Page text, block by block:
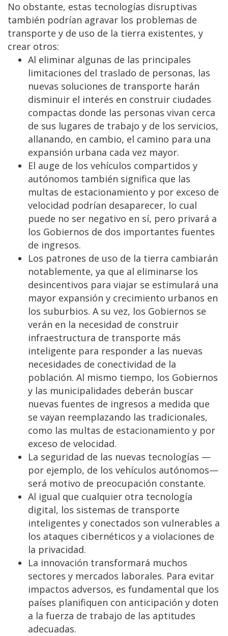
No obstante, estas tecnologías disruptivas
también podrían agravar los problemas de
transporte y de uso de la tierra existentes, y
crear otros:
Al eliminar algunas de las principales
limitaciones del traslado de personas, las
nuevas soluciones de transporte harán
disminuir el interés en construir ciudades
compactas donde las personas vivan cerca
de sus lugares de trabajo y de los servicios,
allanando, en cambio, el camino para una
expansión urbana cada vez mayor.
El auge de los vehículos compartidos y
autónomos también significa que las
multas de estacionamiento y por exceso de
velocidad podrían desaparecer, lo cual
puede no ser negativo en sí, pero privará a
los Gobiernos de dos importantes fuentes
de ingresos.
Los patrones de uso de la tierra cambiarán
notablemente, ya que al eliminarse los
desincentivos para viajar se estimulará una
mayor expansión y crecimiento urbanos en
los suburbios. A su vez, los Gobiernos se
verán en la necesidad de construir
infraestructura de transporte más
inteligente para responder a las nuevas
necesidades de conectividad de la
población. Al mismo tiempo, los Gobiernos
y las municipalidades deberán buscar
nuevas fuentes de ingresos a medida que
se vayan reemplazando las tradicionales,
como las multas de estacionamiento y por
exceso de velocidad.
La seguridad de las nuevas tecnologías —
por ejemplo, de los vehículos autónomos—
será motivo de preocupación constante.
Al igual que cualquier otra tecnología
digital, los sistemas de transporte
inteligentes y conectados son vulnerables a
los ataques cibernéticos y a violaciones de
la privacidad.
La innovación transformará muchos
sectores y mercados laborales. Para evitar
impactos adversos, es fundamental que los
países planifiquen con anticipación y doten
a la fuerza de trabajo de las aptitudes
adecuadas.